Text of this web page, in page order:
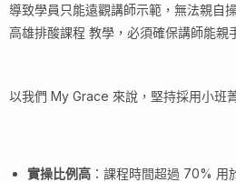
導致學員只能遠觀講師示範，無法親自
高雄排酸課程 教學，必須確保講師能親
以我們 My Grace 來說，堅持採用小班
實操比例高 ：課程時間超過 70% 用